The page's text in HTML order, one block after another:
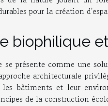
pour la création
biophilique
se présente comme une
architecturale
bâtiments et leur
de la construction